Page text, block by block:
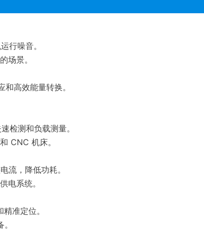
行噪音。
场景。
高效能量转换。
检测和负载测量。
CNC 机床。
流，降低功耗。
电系统。
准定位。